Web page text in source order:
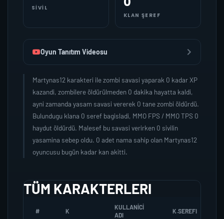
SIVIL
KLAN ŞEREF
Oyun Tanıtım Videosu
Martynas12 karakteri ile zombi savasi yaparak 0 kadar XP
kazandi, zombilere öldürülmeden 0 dakika hayatta kaldi,
ayni zamanda yasam savasi vererek 0 tane zombi öldürdü.
Bulundugu klana 0 seref bagisladi, MMO FPS / MMO TPS 0
haydut öldürdü. Malesef bu savasi verirken 0 sivilin
yasamina sebep oldu. 0 adet nama sahip olan Martynas12
oyuncusu bugün kadar kan akitti.
TÜM KARAKTERLERI
# K
KULLANICI
ADI
K.SEREFI